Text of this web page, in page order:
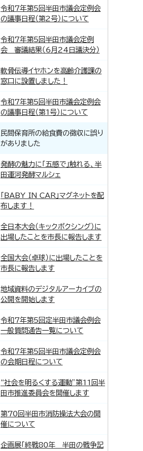
令和7年第5回半田市議会定例会
の議事日程（第2号）について
令和7年第5回半田市議会定例
会 審議結果（6月24日議決分）
軟骨伝導イヤホンを高齢介護課の
窓口に設置しました！
令和7年第5回半田市議会定例会
の議事日程（第1号）について
民間保育所の給食費の徴収に誤り
がありました
発酵の魅力に「五感で」触れる、半
田運河発酵マルシェ
「BABY IN CAR」マグネットを配
布します！
全日本大会（キックボクシング）に
出場したことを市長に報告します
全国大会（卓球）に出場したことを
市長に報告します
地域資料のデジタルアーカイブの
公開を開始します
令和7年第5回定半田市議会例会
一般質問通告一覧について
令和7年第5回半田市議会定例会
の会期日程について
“社会を明るくする運動”第11回半
田市推進委員会を開催します
第70回半田市消防操法大会の開
催について
企画展「終戦80年 半田の戦争記